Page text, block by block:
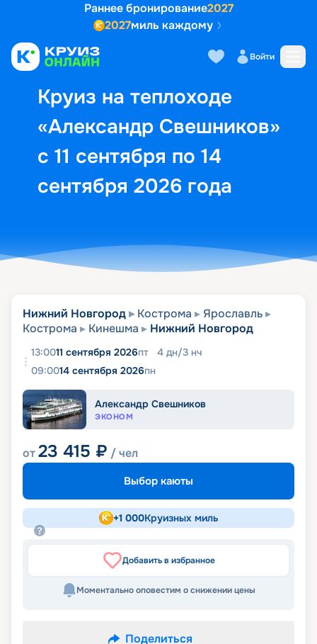
Раннее бронирование2027
2027миль каждому
Войти
Круиз на теплоходе
«Александр Свешников»
с 11 сентября по 14
сентября 2026 года
Выбор кают Маршрут и
Нижний Новгород Кострома
Ярославль
Кострома
Кинешма Нижний Новгород
13:0011 сентября 2026пт 4 дн/3 нч
09:0014 сентября 2026пн
Александр Свешников
ЭКОНОМ
от23 415 ₽ / чел
Выбор каюты
+1 000Круизных миль
Добавить в избранное
Моментально оповестим о снижении цены
Поделиться